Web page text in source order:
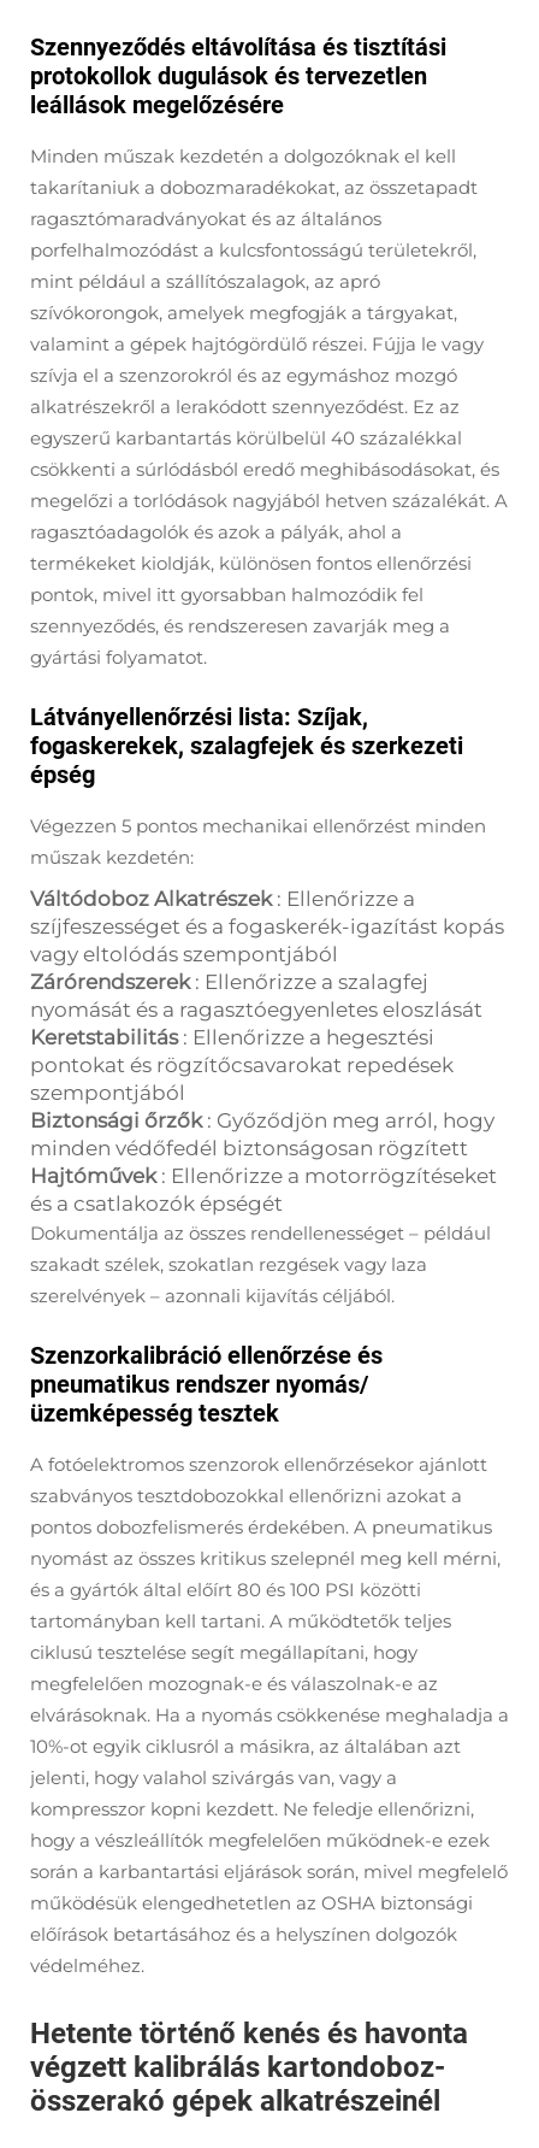
Szennyeződés eltávolítása és tisztítási
protokollok dugulások és tervezetlen
leállások megelőzésére
Minden műszak kezdetén a dolgozóknak el kell
takarítaniuk a dobozmaradékokat, az összetapadt
ragasztómaradványokat és az általános
porfelhalmozódást a kulcsfontosságú területekről,
mint például a szállítószalagok, az apró
szívókorongok, amelyek megfogják a tárgyakat,
valamint a gépek hajtógördülő részei. Fújja le vagy
szívja el a szenzorokról és az egymáshoz mozgó
alkatrészekről a lerakódott szennyeződést. Ez az
egyszerű karbantartás körülbelül 40 százalékkal
csökkenti a súrlódásból eredő meghibásodásokat, és
megelőzi a torlódások nagyjából hetven százalékát. A
ragasztóadagolók és azok a pályák, ahol a
termékeket kioldják, különösen fontos ellenőrzési
pontok, mivel itt gyorsabban halmozódik fel
szennyeződés, és rendszeresen zavarják meg a
gyártási folyamatot.
Látványellenőrzési lista: Szíjak,
fogaskerekek, szalagfejek és szerkezeti
épség
Végezzen 5 pontos mechanikai ellenőrzést minden
műszak kezdetén:
Váltódoboz Alkatrészek : Ellenőrizze a
szíjfeszességet és a fogaskerék-igazítást kopás
vagy eltolódás szempontjából
Zárórendszerek : Ellenőrizze a szalagfej
nyomását és a ragasztóegyenletes eloszlását
Keretstabilitás : Ellenőrizze a hegesztési
pontokat és rögzítőcsavarokat repedések
szempontjából
Biztonsági őrzők : Győződjön meg arról, hogy
minden védőfedél biztonságosan rögzített
Hajtóművek : Ellenőrizze a motorrögzítéseket
és a csatlakozók épségét
Dokumentálja az összes rendellenességet – például
szakadt szélek, szokatlan rezgések vagy laza
szerelvények – azonnali kijavítás céljából.
Szenzorkalibráció ellenőrzése és
pneumatikus rendszer nyomás/
üzemképesség tesztek
A fotóelektromos szenzorok ellenőrzésekor ajánlott
szabványos tesztdobozokkal ellenőrizni azokat a
pontos dobozfelismerés érdekében. A pneumatikus
nyomást az összes kritikus szelepnél meg kell mérni,
és a gyártók által előírt 80 és 100 PSI közötti
tartományban kell tartani. A működtetők teljes
ciklusú tesztelése segít megállapítani, hogy
megfelelően mozognak-e és válaszolnak-e az
elvárásoknak. Ha a nyomás csökkenése meghaladja a
10%-ot egyik ciklusról a másikra, az általában azt
jelenti, hogy valahol szivárgás van, vagy a
kompresszor kopni kezdett. Ne feledje ellenőrizni,
hogy a vészleállítók megfelelően működnek-e ezek
során a karbantartási eljárások során, mivel megfelelő
működésük elengedhetetlen az OSHA biztonsági
előírások betartásához és a helyszínen dolgozók
védelméhez.
Hetente történő kenés és havonta
végzett kalibrálás kartondoboz-
összerakó gépek alkatrészeinél